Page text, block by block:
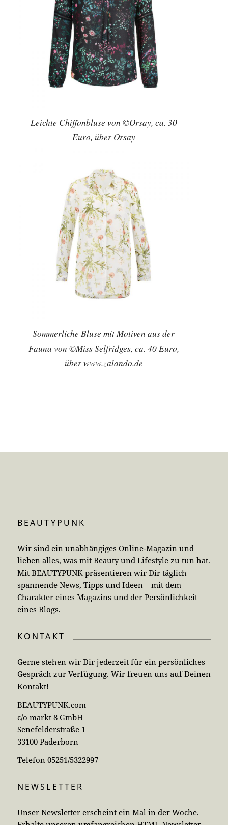
Leichte Chiffonbluse von ©Orsay, ca. 30
Euro, über Orsay
Sommerliche Bluse mit Motiven aus der
Fauna von ©Miss Selfridges, ca. 40 Euro,
über www.zalando.de
BEAUTYPUNK
Wir sind ein unabhängiges Online-Magazin und
lieben alles, was mit Beauty und Lifestyle zu tun hat.
Mit BEAUTYPUNK präsentieren wir Dir täglich
spannende News, Tipps und Ideen – mit dem
Charakter eines Magazins und der Persönlichkeit
eines Blogs.
KONTAKT
Gerne stehen wir Dir jederzeit für ein persönliches
Gespräch zur Verfügung. Wir freuen uns auf Deinen
Kontakt!
BEAUTYPUNK.com
c/o markt 8 GmbH
Senefelderstraße 1
33100 Paderborn
Telefon 05251/5322997
NEWSLETTER
Unser Newsletter erscheint ein Mal in der Woche.